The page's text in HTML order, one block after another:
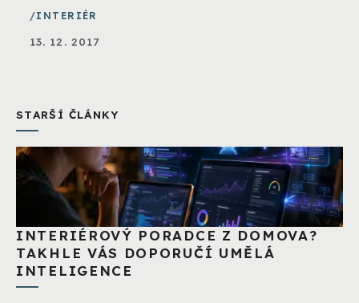
INTERIÉR
13. 12. 2017
STARŠÍ ČLÁNKY
INTERIÉROVÝ PORADCE Z DOMOVA?
TAKHLE VÁS DOPORUČÍ UMĚLÁ
INTELIGENCE